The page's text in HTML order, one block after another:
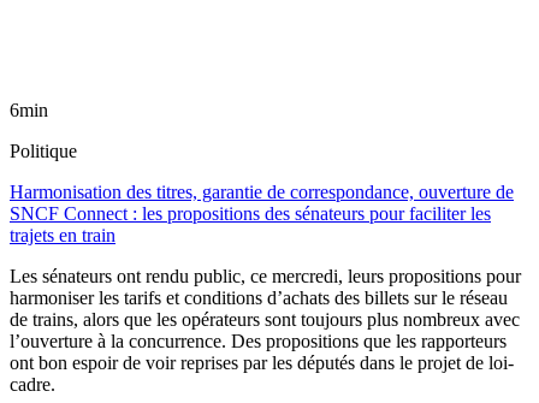
6min
Politique
Harmonisation des titres, garantie de correspondance, ouverture de
SNCF Connect : les propositions des sénateurs pour faciliter les
trajets en train
Les sénateurs ont rendu public, ce mercredi, leurs propositions pour
harmoniser les tarifs et conditions d’achats des billets sur le réseau
de trains, alors que les opérateurs sont toujours plus nombreux avec
l’ouverture à la concurrence. Des propositions que les rapporteurs
ont bon espoir de voir reprises par les députés dans le projet de loi-
cadre.